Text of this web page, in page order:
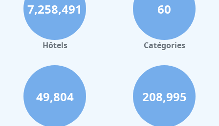
7,258,491
Hôtels
60
Catégories
49,804 208,995